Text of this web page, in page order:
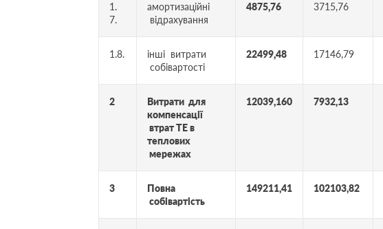
1.
7.
амортизаційні
відрахування
4875,76 3715,76
1.8.
інші витрати
собівартості
22499,48 17146,79
2
Витрати для
компенсації
втрат ТЕ в
теплових
мережах
12039,160 7932,13
3
Повна
собівартість
149211,41 102103,82